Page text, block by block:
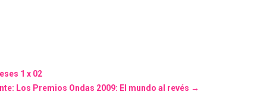
1 x 02
Los Premios Ondas 2009: El mundo al revés →